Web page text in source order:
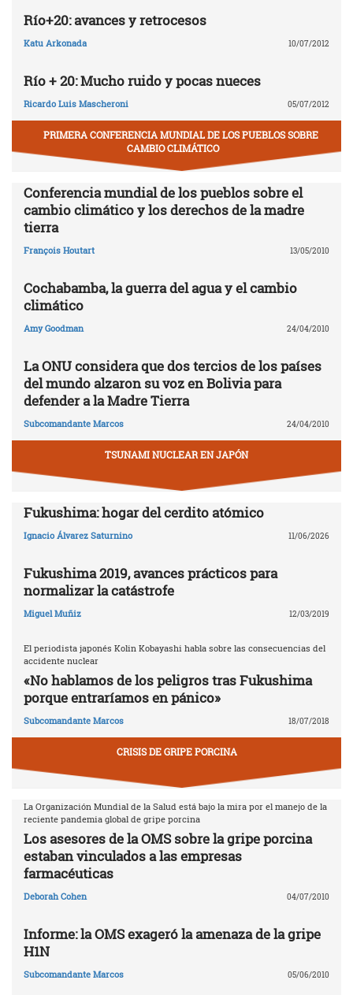
Río+20: avances y retrocesos
Katu Arkonada 10/07/2012
Río + 20: Mucho ruido y pocas nueces
Ricardo Luis Mascheroni 05/07/2012
PRIMERA CONFERENCIA MUNDIAL DE LOS PUEBLOS SOBRE
CAMBIO CLIMÁTICO
Conferencia mundial de los pueblos sobre el
cambio climático y los derechos de la madre
tierra
François Houtart 13/05/2010
Cochabamba, la guerra del agua y el cambio
climático
Amy Goodman 24/04/2010
La ONU considera que dos tercios de los países
del mundo alzaron su voz en Bolivia para
defender a la Madre Tierra
Subcomandante Marcos 24/04/2010
TSUNAMI NUCLEAR EN JAPÓN
Fukushima: hogar del cerdito atómico
Ignacio Álvarez Saturnino 11/06/2026
Fukushima 2019, avances prácticos para
normalizar la catástrofe
Miguel Muñiz 12/03/2019
El periodista japonés Kolin Kobayashi habla sobre las consecuencias del
accidente nuclear
«No hablamos de los peligros tras Fukushima
porque entraríamos en pánico»
Subcomandante Marcos 18/07/2018
CRISIS DE GRIPE PORCINA
La Organización Mundial de la Salud está bajo la mira por el manejo de la
reciente pandemia global de gripe porcina
Los asesores de la OMS sobre la gripe porcina
estaban vinculados a las empresas
farmacéuticas
Deborah Cohen 04/07/2010
Informe: la OMS exageró la amenaza de la gripe
H1N
Subcomandante Marcos 05/06/2010